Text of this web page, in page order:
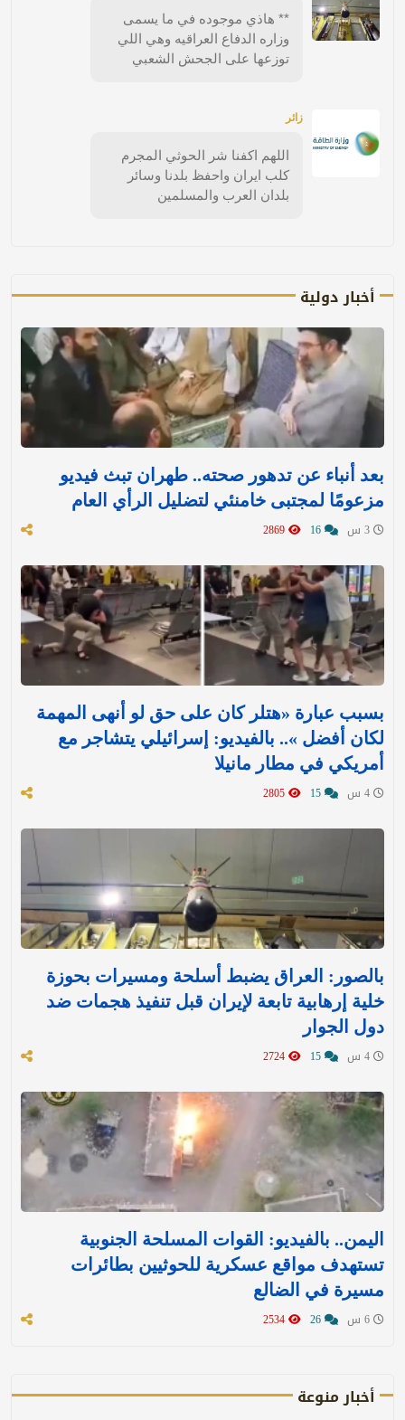
** هاذي موجوده في ما يسمى
وزاره الدفاع العراقيه وهي اللي
توزعها على الجحش الشعبي
زائر
اللهم اكفنا شر الحوثي المجرم
كلب ايران واحفظ بلدنا وسائر
بلدان العرب والمسلمين
أخبار دولية
بعد أنباء عن تدهور صحته.. طهران تبث فيديو
مزعومًا لمجتبى خامنئي لتضليل الرأي العام
بسبب عبارة «هتلر كان على حق لو أنهى المهمة
لكان أفضل ».. بالفيديو: إسرائيلي يتشاجر مع
أمريكي في مطار مانيلا
بالصور: العراق يضبط أسلحة ومسيرات بحوزة
خلية إرهابية تابعة لإيران قبل تنفيذ هجمات ضد
دول الجوار
اليمن.. بالفيديو: القوات المسلحة الجنوبية
تستهدف مواقع عسكرية للحوثيين بطائرات
مسيرة في الضالع
أخبار منوعة